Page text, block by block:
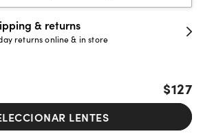
& returns
returns online & in store
$127
LENTES